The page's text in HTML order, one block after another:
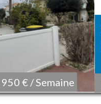
950 € / Semaine